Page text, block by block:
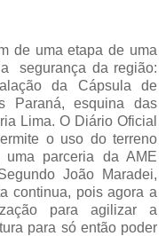
de uma etapa de uma
segurança da região:
da Cápsula de
Paraná, esquina das
Lima. O Diário Oficial
o uso do terreno
parceria da AME
João Maradei,
continua, pois agora a
para agilizar a
para só então poder